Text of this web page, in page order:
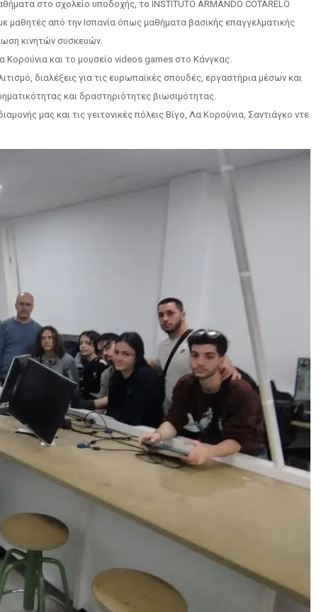
στο σχολείο υποδοχής, το INSTITUTO ARMANDO COTARELO
μαθητές από την Ισπανία όπως μαθήματα βασικής επαγγελματικής
κινητών συσκευών.
Κορούνια και το μουσείο videos games στο Κάνγκας.
διαλέξεις για τις ευρωπαϊκές σπουδές, εργαστήρια μέσων και
και δραστηριότητες βιωσιμότητας.
μας και τις γειτονικές πόλεις Βίγο, Λα Κορούνια, Σαντιάγκο ντε